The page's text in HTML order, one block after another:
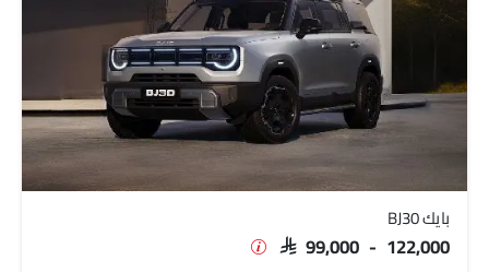
بايك BJ30 SAR 99,000 - 122,000
بايك BJ30
SAR 99,000 - 122,000